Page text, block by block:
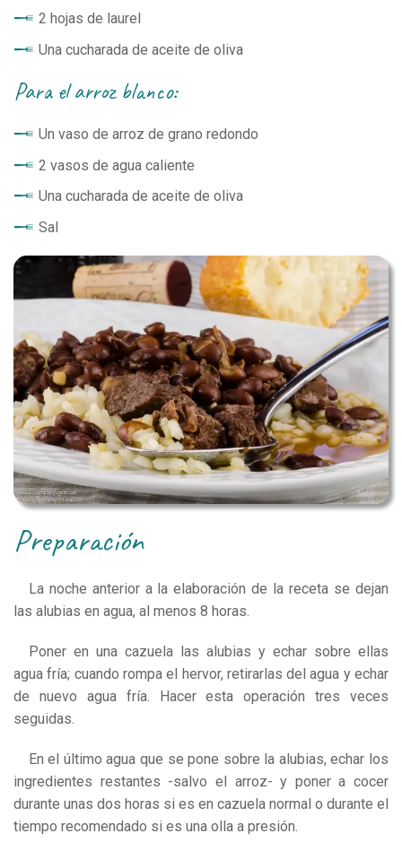
2 hojas de laurel
Una cucharada de aceite de oliva
para el arroz blanco:
Un vaso de arroz de grano redondo
2 vasos de agua caliente
Una cucharada de aceite de oliva
Sal
preparación
La noche anterior a la elaboración de la receta se dejan
las alubias en agua, al menos 8 horas.
Poner en una cazuela las alubias y echar sobre ellas
agua fría; cuando rompa el hervor, retirarlas del agua y echar
de nuevo agua fría. Hacer esta operación tres veces
seguidas.
En el último agua que se pone sobre la alubias, echar los
ingredientes restantes -salvo el arroz- y poner a cocer
durante unas dos horas si es en cazuela normal o durante el
tiempo recomendado si es una olla a presión.